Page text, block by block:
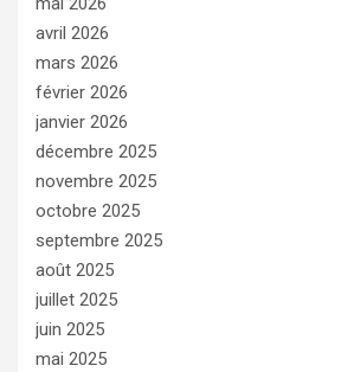
avril 2026
mars 2026
février 2026
janvier 2026
décembre 2025
novembre 2025
octobre 2025
septembre 2025
août 2025
juillet 2025
juin 2025
mai 2025